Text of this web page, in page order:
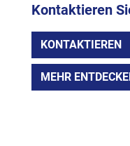
Kontaktieren
KONTAKTIEREN
MEHR